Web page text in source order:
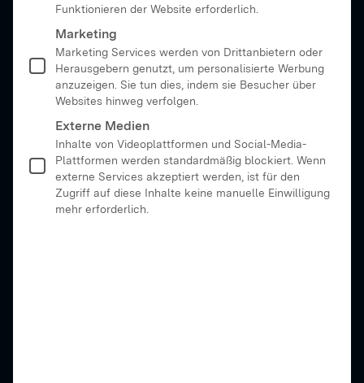
Funktionieren der Website erforderlich.
Marketing
Marketing Services werden von Drittanbietern oder
Herausgebern genutzt, um personalisierte Werbung
anzuzeigen. Sie tun dies, indem sie Besucher über
Websites hinweg verfolgen.
Externe Medien
Inhalte von Videoplattformen und Social-Media-
Plattformen werden standardmäßig blockiert. Wenn
externe Services akzeptiert werden, ist für den
Zugriff auf diese Inhalte keine manuelle Einwilligung
mehr erforderlich.